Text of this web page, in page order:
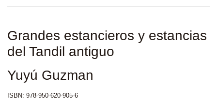
Grandes estancieros y estancias
del Tandil antiguo
Yuyú Guzman
ISBN: 978-950-620-905-6